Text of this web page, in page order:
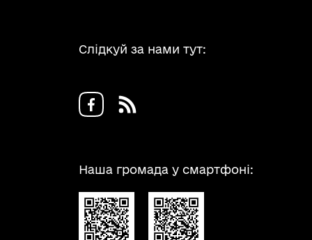
Слідкуй за нами тут:
Наша громада у смартфоні: